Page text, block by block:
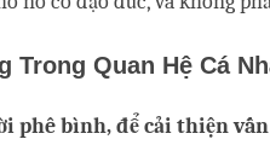
Trong Quan Hệ Cá
phê bình, để cải thiện